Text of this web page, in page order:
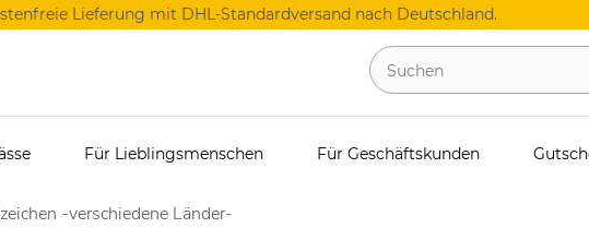
Lieferung mit DHL-Standardversand nach Deutschland.
Für Lieblingsmenschen Für Geschäftskunden
-verschiedene Länder-